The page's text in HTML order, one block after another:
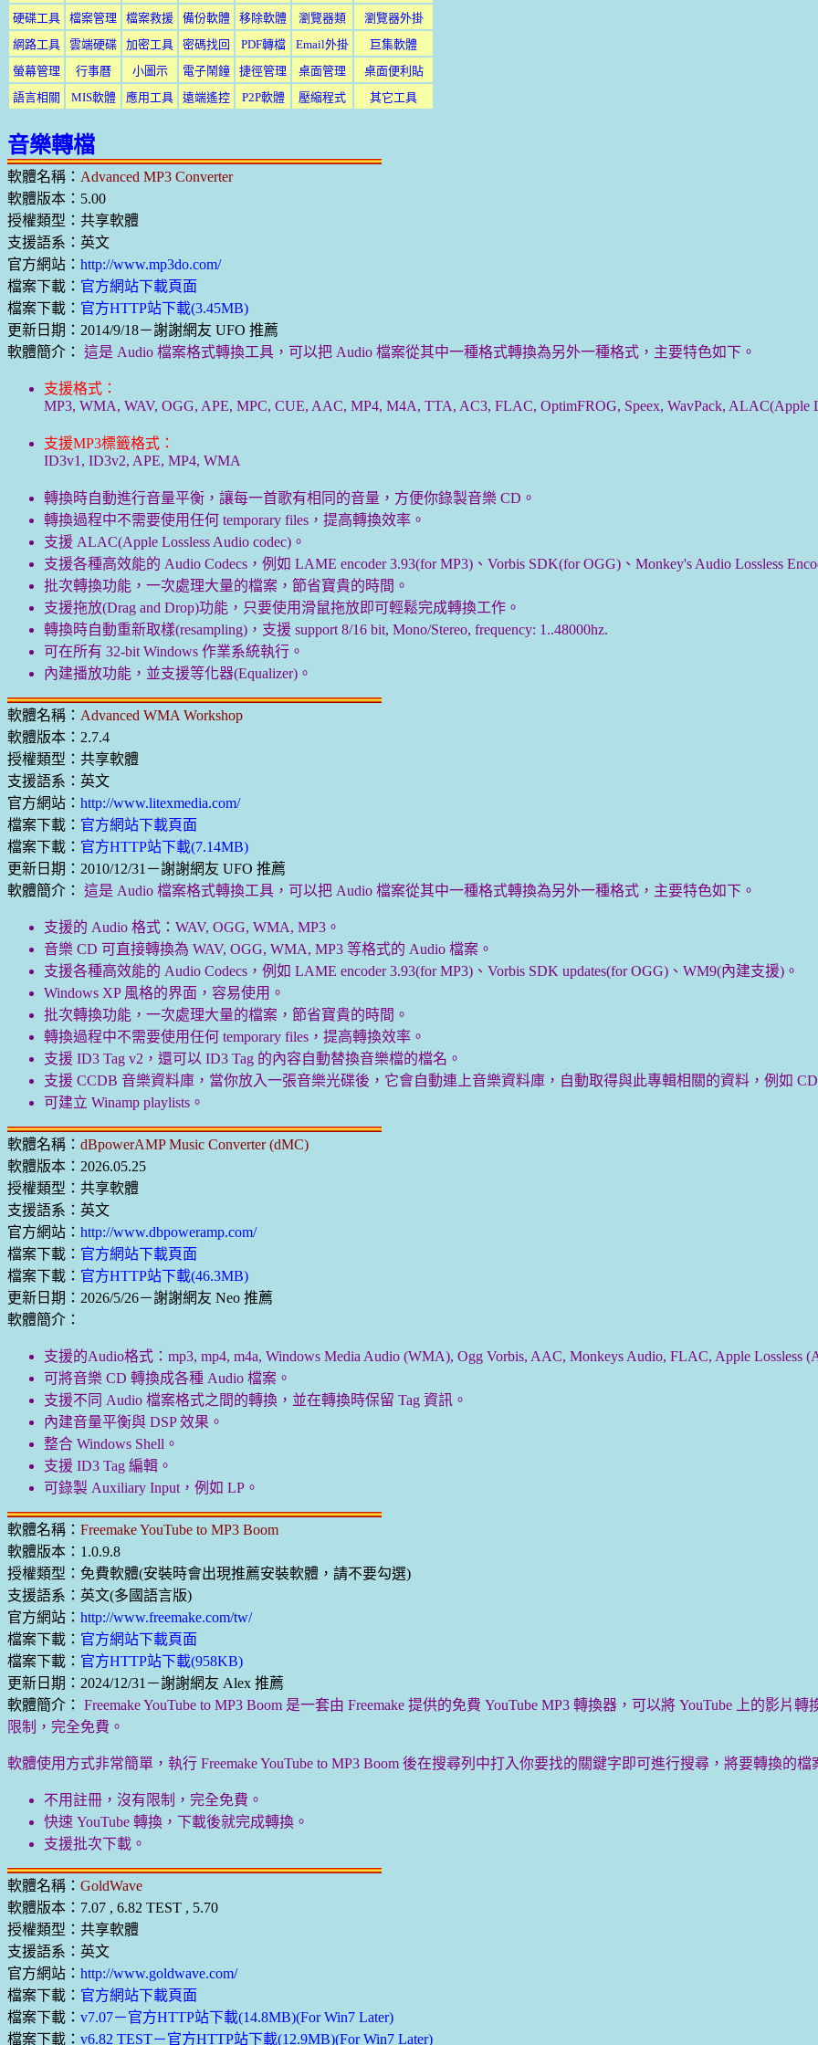
硬碟工具
檔案管理 檔案救援 備份軟體 移除軟體 瀏覽器類
瀏覽器外掛
網路工具
雲端硬碟 加密工具 密碼找回 PDF轉檔 Email外掛
巨集軟體
螢幕管理
行事曆 小圖示 電子鬧鐘 捷徑管理 桌面管理
桌面便利貼
語言相關
MIS軟體 應用工具 遠端遙控 P2P軟體 壓縮程式 其它工具
音樂轉檔
軟體名稱： Advanced MP3 Converter
軟體版本：5.00
授權類型：共享軟體
支援語系：英文
官方網站： http://www.mp3do.com/
檔案下載： 官方網站下載頁面
檔案下載： 官方HTTP站下載(3.45MB)
更新日期：2014/9/18－謝謝網友 UFO 推薦
軟體簡介：
這是 Audio 檔案格式轉換工具，可以把 Audio 檔案從其中一種格式轉換為另外一種格式，主要特色如下。
支援格式：
MP3, WMA, WAV, OGG, APE, MPC, CUE, AAC, MP4, M4A, TTA, AC3, FLAC, OptimFROG, Speex, WavPack, ALAC(Apple
支援MP3標籤格式：
ID3v1, ID3v2, APE, MP4, WMA
轉換時自動進行音量平衡，讓每一首歌有相同的音量，方便你錄製音樂 CD。
轉換過程中不需要使用任何 temporary files，提高轉換效率。
支援 ALAC(Apple Lossless Audio codec)。
支援各種高效能的 Audio Codecs，例如 LAME encoder 3.93(for MP3)、Vorbis SDK(for OGG)、Monkey's Audio Lossless
批次轉換功能，一次處理大量的檔案，節省寶貴的時間。
支援拖放(Drag and Drop)功能，只要使用滑鼠拖放即可輕鬆完成轉換工作。
轉換時自動重新取樣(resampling)，支援 support 8/16 bit, Mono/Stereo, frequency: 1..48000hz.
可在所有 32-bit Windows 作業系統執行。
內建播放功能，並支援等化器(Equalizer)。
軟體名稱： Advanced WMA Workshop
軟體版本：2.7.4
授權類型：共享軟體
支援語系：英文
官方網站： http://www.litexmedia.com/
檔案下載： 官方網站下載頁面
檔案下載： 官方HTTP站下載(7.14MB)
更新日期：2010/12/31－謝謝網友 UFO 推薦
軟體簡介：
這是 Audio 檔案格式轉換工具，可以把 Audio 檔案從其中一種格式轉換為另外一種格式，主要特色如下。
支援的 Audio 格式：WAV, OGG, WMA, MP3。
音樂 CD 可直接轉換為 WAV, OGG, WMA, MP3 等格式的 Audio 檔案。
支援各種高效能的 Audio Codecs，例如 LAME encoder 3.93(for MP3)、Vorbis SDK updates(for OGG)、WM9(內建支援)。
Windows XP 風格的界面，容易使用。
批次轉換功能，一次處理大量的檔案，節省寶貴的時間。
轉換過程中不需要使用任何 temporary files，提高轉換效率。
支援 ID3 Tag v2，還可以 ID3 Tag 的內容自動替換音樂檔的檔名。
支援 CCDB 音樂資料庫，當你放入一張音樂光碟後，它會自動連上音樂資料庫，自動取得與此專輯相關的資料，例如
可建立 Winamp playlists。
軟體名稱： dBpowerAMP Music Converter (dMC)
軟體版本：2026.05.25
授權類型：共享軟體
支援語系：英文
官方網站： http://www.dbpoweramp.com/
檔案下載： 官方網站下載頁面
檔案下載： 官方HTTP站下載(46.3MB)
更新日期：2026/5/26－謝謝網友 Neo 推薦
軟體簡介：
支援的Audio格式：mp3, mp4, m4a, Windows Media Audio (WMA), Ogg Vorbis, AAC, Monkeys Audio, FLAC, Apple Lossless
可將音樂 CD 轉換成各種 Audio 檔案。
支援不同 Audio 檔案格式之間的轉換，並在轉換時保留 Tag 資訊。
內建音量平衡與 DSP 效果。
整合 Windows Shell。
支援 ID3 Tag 編輯。
可錄製 Auxiliary Input，例如 LP。
軟體名稱： Freemake YouTube to MP3 Boom
軟體版本：1.0.9.8
授權類型：免費軟體(安裝時會出現推薦安裝軟體，請不要勾選)
支援語系：英文(多國語言版)
官方網站： http://www.freemake.com/tw/
檔案下載： 官方網站下載頁面
檔案下載： 官方HTTP站下載(958KB)
更新日期：2024/12/31－謝謝網友 Alex 推薦
軟體簡介：
Freemake YouTube to MP3 Boom 是一套由 Freemake 提供的免費 YouTube MP3 轉換器，可以將 YouTube 上的影
限制，完全免費。
軟體使用方式非常簡單，執行 Freemake YouTube to MP3 Boom 後在搜尋列中打入你要找的關鍵字即可進行搜尋，將要轉換的
不用註冊，沒有限制，完全免費。
快速 YouTube 轉換，下載後就完成轉換。
支援批次下載。
軟體名稱： GoldWave
軟體版本：7.07 , 6.82 TEST , 5.70
授權類型：共享軟體
支援語系：英文
官方網站： http://www.goldwave.com/
檔案下載： 官方網站下載頁面
檔案下載： v7.07－官方HTTP站下載(14.8MB)(For Win7 Later)
檔案下載： v6.82 TEST－官方HTTP站下載(12.9MB)(For Win7 Later)